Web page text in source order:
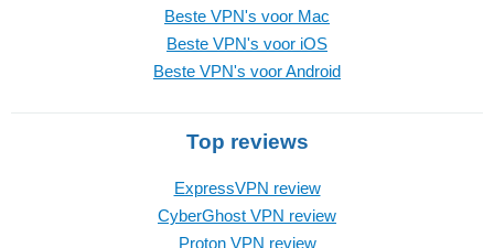
Beste VPN's voor Mac
Beste VPN's voor iOS
Beste VPN's voor Android
Top reviews
ExpressVPN review
CyberGhost VPN review
Proton VPN review